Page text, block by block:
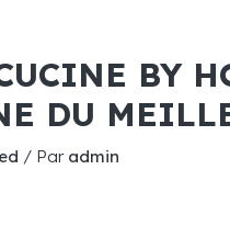
BY
DU
/ Par admin